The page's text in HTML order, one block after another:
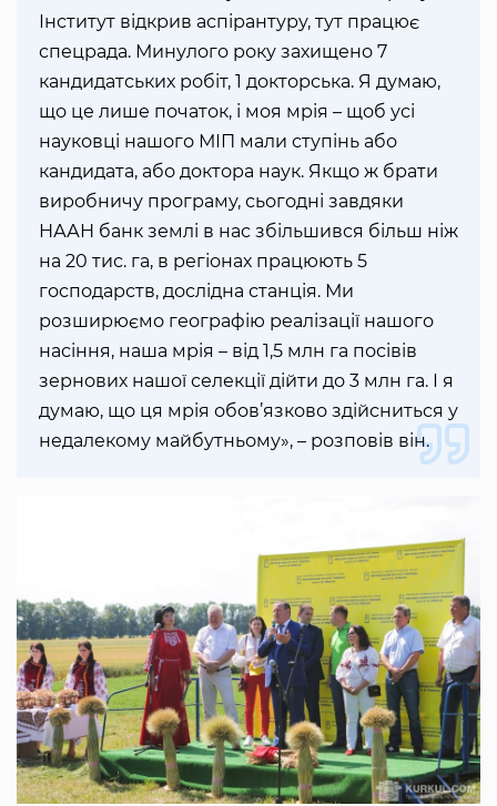
Інститут відкрив аспірантуру, тут працює
спецрада. Минулого року захищено 7
кандидатських робіт, 1 докторська. Я думаю,
що це лише початок, і моя мрія – щоб усі
науковці нашого МІП мали ступінь або
кандидата, або доктора наук. Якщо ж брати
виробничу програму, сьогодні завдяки
НААН банк землі в нас збільшився більш ніж
на 20 тис. га, в регіонах працюють 5
господарств, дослідна станція. Ми
розширюємо географію реалізації нашого
насіння, наша мрія – від 1,5 млн га посівів
зернових нашої селекції дійти до 3 млн га. І я
думаю, що ця мрія обов’язково здійсниться у
недалекому майбутньому», – розповів він.